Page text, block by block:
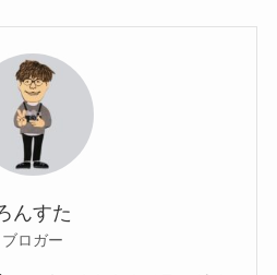
んすた
ブロガー